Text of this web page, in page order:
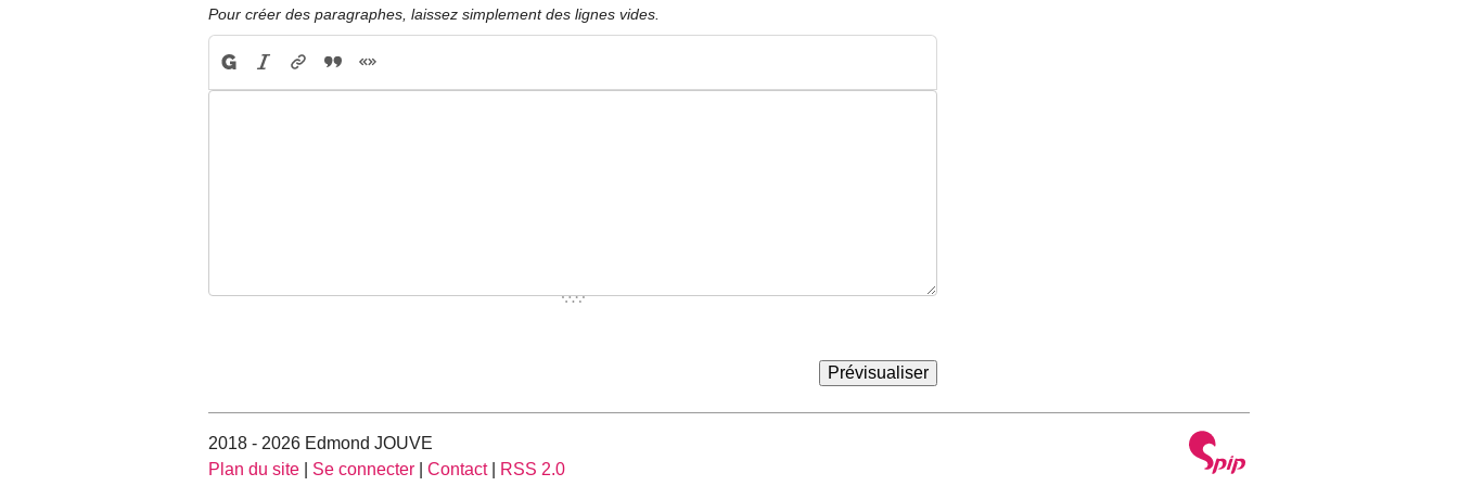
Pour créer des paragraphes, laissez simplement des lignes vides.
2018 - 2026 Edmond JOUVE
Plan du site
Se connecter Contact| RSS 2.0